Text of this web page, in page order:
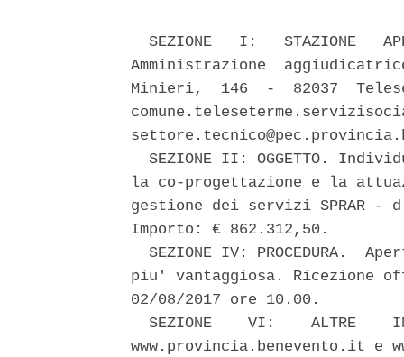
SEZIONE   I:   STAZIONE
Amministrazione
Minieri,  146  -  82037
SEZIONE II: OGGETTO.
la co-progettazione e la
gestione dei servizi SPRAR -
Importo: € 862.312,50.
SEZIONE IV: PROCEDURA.
piu' vantaggiosa. Ricezione
02/08/2017 ore 10.00.
SEZIONE    VI:    ALTRE
www.provincia.benevento.it e